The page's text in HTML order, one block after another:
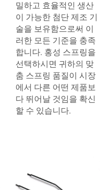
밀하고 효율적인 생산
이 가능한 첨단 제조 기
술을 보유함으로써 이
러한 모든 기준을 충족
합니다. 홍성 스프링을
선택하시면 귀하의 맞
춤 스프링 품질이 시장
에서 다른 어떤 제품보
다 뛰어날 것임을 확신
할 수 있습니다.